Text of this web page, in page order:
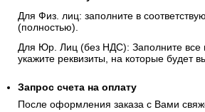
4. Банковским
Чтобы оплатить заказ безналичным
оформлении заказа укажите способ
Для Физ. лиц: заполните в
(полностью).